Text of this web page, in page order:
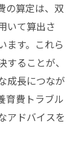
の算定は、双
いて算出さ
ます。これら
ることが、
成長につなが
育費トラブル
アドバイスを